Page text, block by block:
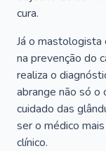
cura.
Já o
na prevenção do
realiza o
abrange não só o
cuidado das
ser o médico
clínico.